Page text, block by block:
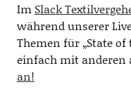
Im Slack
während unserer
Themen für „State
einfach mit anderen
an!